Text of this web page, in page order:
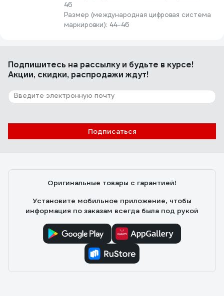
46
Размер (международная цифровая система
маркировки): 44-46
Подпишитесь на рассылкуи будьте в курсе!
Акции, скидки, распродажи ждут!
Подписаться
Оригинальные товары с гарантией!
Установите мобильное приложение, чтобы
информация по заказам всегда была под рукой